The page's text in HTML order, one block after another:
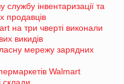
службу інвентаризації та
продавців
на три чверті виконали
викидів
мережу зарядних
Walmart
склади